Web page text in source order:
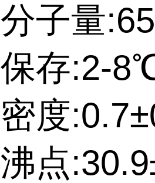
分子量
保存:2-
密度
沸点